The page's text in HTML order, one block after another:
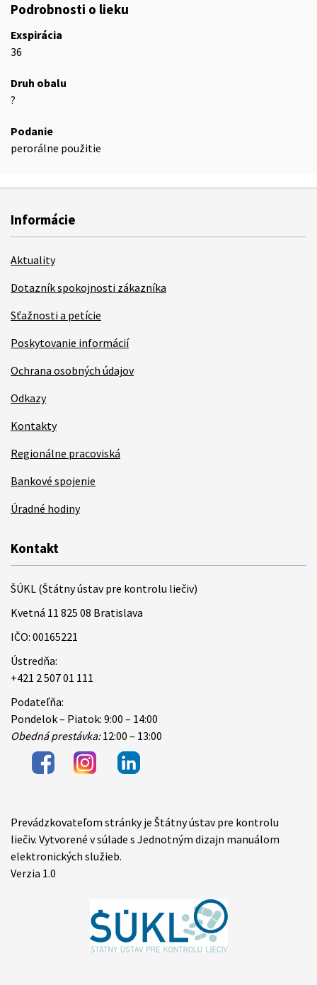
Podrobnosti o lieku
Exspirácia
36
Druh obalu
?
Podanie
perorálne použitie
Informácie
Aktuality
Dotazník spokojnosti zákazníka
Sťažnosti a petície
Poskytovanie informácií
Ochrana osobných údajov
Odkazy
Kontakty
Regionálne pracoviská
Bankové spojenie
Úradné hodiny
Kontakt
ŠÚKL (Štátny ústav pre kontrolu liečiv)
Kvetná 11 825 08 Bratislava
IČO: 00165221
Ústredňa:
+421 2 507 01 111
Podateľňa:
Pondelok – Piatok: 9:00 – 14:00
Obedná prestávka:12:00 – 13:00
Items
Prevádzkovateľom stránky je Štátny ústav pre kontrolu
liečiv. Vytvorené v súlade s Jednotným dizajn manuálom
elektronických služieb.
Verzia 1.0